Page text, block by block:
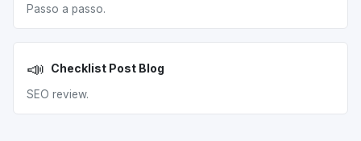
Passo a passo.
📣 Checklist Post Blog
SEO review.